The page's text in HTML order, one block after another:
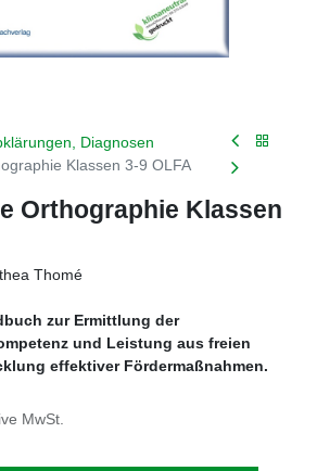
Diagnosen
Klassen 3-9 OLFA
Orthographie Klassen
Thomé
zur Ermittlung der
und Leistung aus freien
effektiver Fördermaßnahmen.
MwSt.